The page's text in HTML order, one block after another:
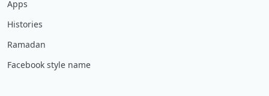
Apps
Histories
Ramadan
Facebook style name